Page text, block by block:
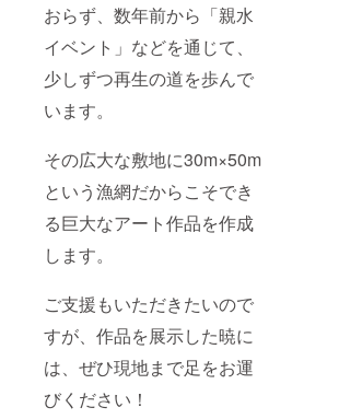
おらず、数年前から「親水
イベント」などを通じて、
少しずつ再生の道を歩んで
います。
その広大な敷地に30m×50m
という漁網だからこそでき
る巨大なアート作品を作成
します。
ご支援もいただきたいので
すが、作品を展示した暁に
は、ぜひ現地まで足をお運
びください！